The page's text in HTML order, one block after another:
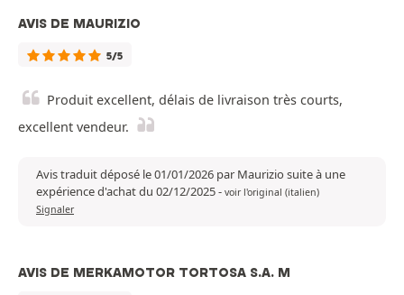
AVIS DE MAURIZIO
5/5
Produit excellent, délais de livraison très courts,
excellent vendeur.
Avis traduit déposé le 01/01/2026 par Maurizio suite à une
expérience d'achat du 02/12/2025- voir l'original (italien)
Signaler
AVIS DE MERKAMOTOR TORTOSA S.A. M